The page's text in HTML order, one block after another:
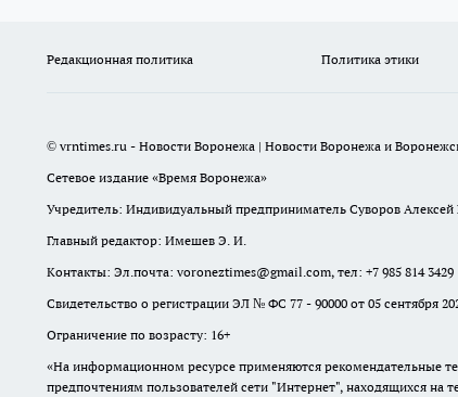
Редакционная политика Политика этики
© vrntimes.ru - Новости Воронежа | Новости Воронежа и
Сетевое издание «Время Воронежа»
Учредитель: Индивидуальный предприниматель Суворов
Главный редактор: Имешев Э. И.
Контакты: Эл.почта: voroneztimes@gmail.com, тел: +7 985 814 3429
Свидетельство о регистрации ЭЛ № ФС 77 - 90000 от 05 сентября
Ограничение по возрасту: 16+
«На информационном ресурсе применяются рекомендательные
предпочтениям пользователей сети "Интернет", находящихся на